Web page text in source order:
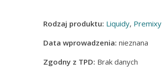
Rodzaj produktu: Liquidy, Premixy
Data wprowadzenia: nieznana
Zgodny z TPD: Brak danych